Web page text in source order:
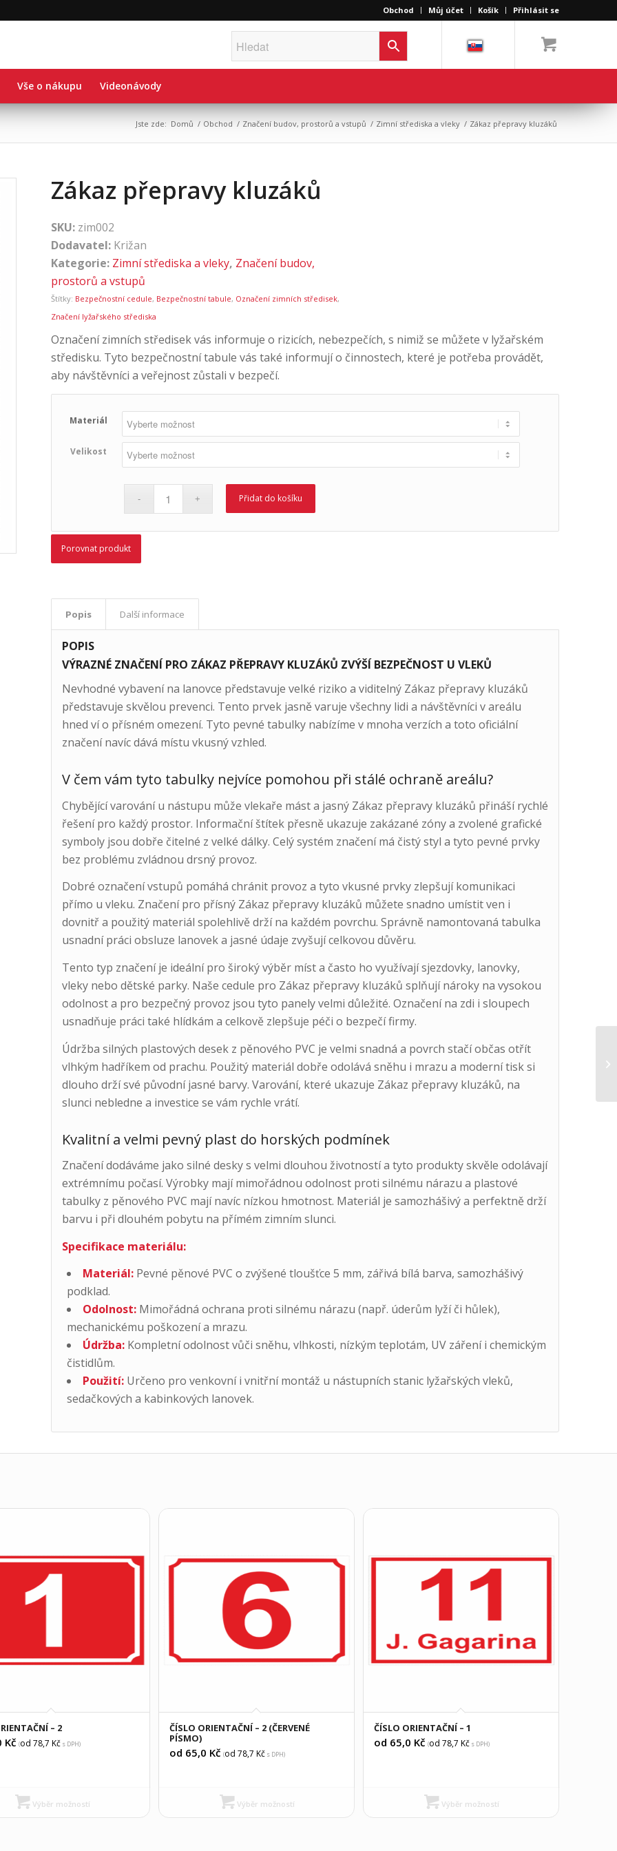
Obchod Můj účet Košík Přihlásit se
Vše o nákupu Videonávody
Jste zde: Domů / Obchod / Značení budov, prostorů a vstupů / Zimní střediska a vleky / Zákaz přepravy kluzáků
Zákaz přepravy kluzáků
SKU: zim002
Dodavatel: Križan
Kategorie: Zimní střediska a vleky, Značení budov,
prostorů a vstupů
Štítky: Bezpečnostní cedule, Bezpečnostní tabule, Označení zimních středisek,
Značení lyžařského střediska
Označení zimních středisek vás informuje o rizicích, nebezpečích, s nimiž se můžete v lyžařském
středisku. Tyto bezpečnostní tabule vás také informují o činnostech, které je potřeba provádět,
aby návštěvníci a veřejnost zůstali v bezpečí.
Materiál
Velikost
Přidat do košíku
Porovnat produkt
Popis Další informace
POPIS
VÝRAZNÉ ZNAČENÍ PRO ZÁKAZ PŘEPRAVY KLUZÁKŮ ZVÝŠÍ BEZPEČNOST U VLEKŮ
Nevhodné vybavení na lanovce představuje velké riziko a viditelný Zákaz přepravy kluzáků
představuje skvělou prevenci. Tento prvek jasně varuje všechny lidi a návštěvníci v areálu
hned ví o přísném omezení. Tyto pevné tabulky nabízíme v mnoha verzích a toto oficiální
značení navíc dává místu vkusný vzhled.
V čem vám tyto tabulky nejvíce pomohou při stálé ochraně areálu?
Chybějící varování u nástupu může vlekaře mást a jasný Zákaz přepravy kluzáků přináší rychlé
řešení pro každý prostor. Informační štítek přesně ukazuje zakázané zóny a zvolené grafické
symboly jsou dobře čitelné z velké dálky. Celý systém značení má čistý styl a tyto pevné prvky
bez problému zvládnou drsný provoz.
Dobré označení vstupů pomáhá chránit provoz a tyto vkusné prvky zlepšují komunikaci
přímo u vleku. Značení pro přísný Zákaz přepravy kluzáků můžete snadno umístit ven i
dovnitř a použitý materiál spolehlivě drží na každém povrchu. Správně namontovaná tabulka
usnadní práci obsluze lanovek a jasné údaje zvyšují celkovou důvěru.
Tento typ značení je ideální pro široký výběr míst a často ho využívají sjezdovky, lanovky,
vleky nebo dětské parky. Naše cedule pro Zákaz přepravy kluzáků splňují nároky na vysokou
odolnost a pro bezpečný provoz jsou tyto panely velmi důležité. Označení na zdi i sloupech
usnadňuje práci také hlídkám a celkově zlepšuje péči o bezpečí firmy.
Údržba silných plastových desek z pěnového PVC je velmi snadná a povrch stačí občas otřít
vlhkým hadříkem od prachu. Použitý materiál dobře odolává sněhu i mrazu a moderní tisk si
dlouho drží své původní jasné barvy. Varování, které ukazuje Zákaz přepravy kluzáků, na
slunci nebledne a investice se vám rychle vrátí.
Kvalitní a velmi pevný plast do horských podmínek
Značení dodáváme jako silné desky s velmi dlouhou životností a tyto produkty skvěle odolávají
extrémnímu počasí. Výrobky mají mimořádnou odolnost proti silnému nárazu a plastové
tabulky z pěnového PVC mají navíc nízkou hmotnost. Materiál je samozhášivý a perfektně drží
barvu i při dlouhém pobytu na přímém zimním slunci.
Specifikace materiálu:
Materiál:Pevné pěnové PVC o zvýšené tloušťce 5 mm, zářivá bílá barva, samozhášivý
podklad.
Odolnost:Mimořádná ochrana proti silnému nárazu (např. úderům lyží či hůlek),
mechanickému poškození a mrazu.
Údržba:Kompletní odolnost vůči sněhu, vlhkosti, nízkým teplotám, UV záření i chemickým
čistidlům.
Použití:Určeno pro venkovní i vnitřní montáž u nástupních stanic lyžařských vleků,
sedačkových a kabinkových lanovek.
– 2
Kč (od 78,7 Kčs DPH)
Výběr možností
ČÍSLO ORIENTAČNÍ – 2 (ČERVENÉ
PÍSMO)
od 65,0 Kč (od 78,7 Kčs DPH)
Výběr možností
ČÍSLO ORIENTAČNÍ – 1
od 65,0 Kč (od 78,7 Kčs DPH)
Výběr možností